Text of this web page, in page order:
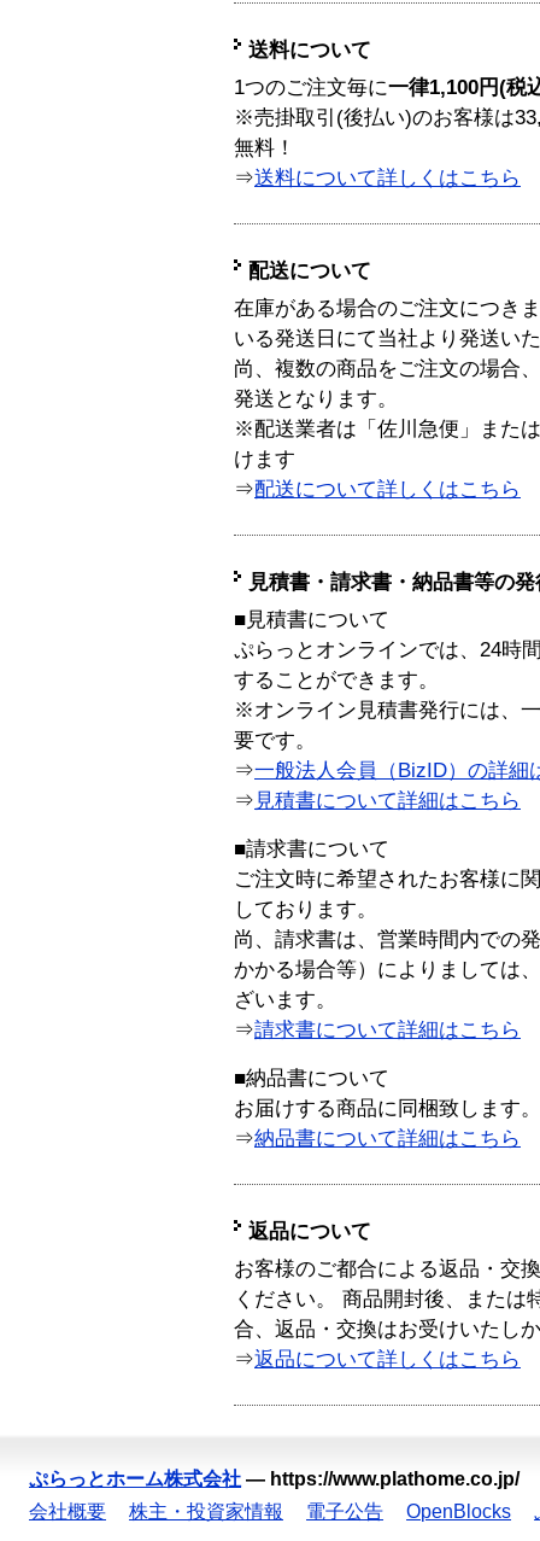
送料について
1つのご注文毎に一律1,100円(税
※売掛取引(後払い)のお客様は
無料！
⇒送料について詳しくはこちら
配送について
在庫がある場合のご注文につき
いる発送日にて当社より発送い
尚、複数の商品をご注文の場合
発送となります。
※配送業者は「佐川急便」また
けます
⇒配送について詳しくはこちら
見積書・請求書・納品書等の
■見積書について
ぷらっとオンラインでは、24時
することができます。
※オンライン見積書発行には、
要です。
⇒一般法人会員（BizID）の詳細
⇒ 見積書について詳細はこちら
■請求書について
ご注文時に希望されたお客様に
しております。
尚、請求書は、営業時間内での
かかる場合等）によりましては
ざいます。
⇒請求書について詳細はこちら
■納品書について
お届けする商品に同梱致します。
⇒納品書について詳細はこちら
返品について
お客様のご都合による返品・交
ください。 商品開封後、または
合、返品・交換はお受けいたし
⇒返品について詳しくはこちら
ぷらっとホーム株式会社 — https://www.plathome.co.jp/
会社概要
株主・投資家情報 電子公告 OpenBlocks